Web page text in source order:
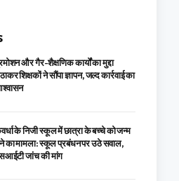
और गैर-शैक्षणिक कार्यों का मुद्दा
शिक्षकों ने सौंपा ज्ञापन, जल्द कार्रवाई का
के निजी स्कूल में छात्रा के बच्चे को जन्म
का मामला: स्कूल प्रबंधन पर उठे सवाल,
जांच की मांग